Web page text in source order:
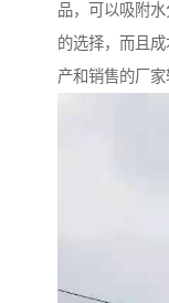
品，可以吸附
的选择，而且
产和销售的厂家